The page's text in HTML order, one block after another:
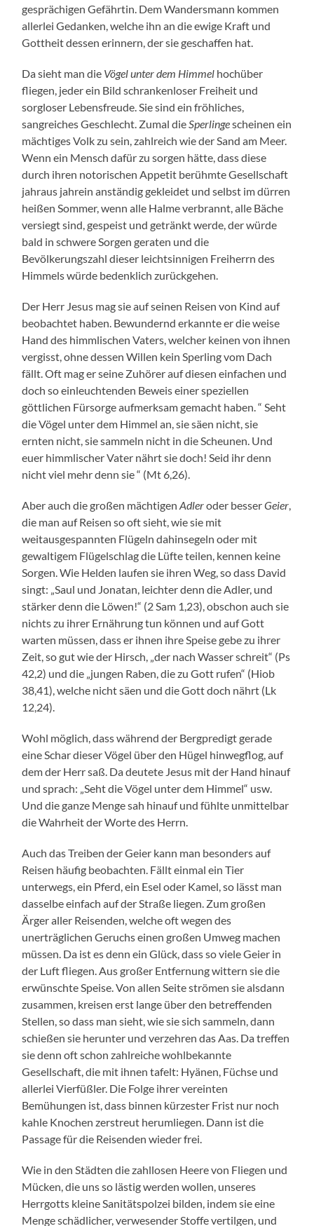
gesprächigen Gefährtin. Dem Wandersmann kommen
allerlei Gedanken, welche ihn an die ewige Kraft und
Gottheit dessen erinnern, der sie geschaffen hat.
Da sieht man die Vögel unter dem Himmel hochüber
fliegen, jeder ein Bild schrankenloser Freiheit und
sorgloser Lebensfreude. Sie sind ein fröhliches,
sangreiches Geschlecht. Zumal dieSperlingescheinen ein
mächtiges Volk zu sein, zahlreich wie der Sand am Meer.
Wenn ein Mensch dafür zu sorgen hätte, dass diese
durch ihren notorischen Appetit berühmte Gesellschaft
jahraus jahrein anständig gekleidet und selbst im dürren
heißen Sommer, wenn alle Halme verbrannt, alle Bäche
versiegt sind, gespeist und getränkt werde, der würde
bald in schwere Sorgen geraten und die
Bevölkerungszahl dieser leichtsinnigen Freiherrn des
Himmels würde bedenklich zurückgehen.
Der Herr Jesus mag sie auf seinen Reisen von Kind auf
beobachtet haben. Bewundernd erkannte er die weise
Hand des himmlischen Vaters, welcher keinen von ihnen
vergisst, ohne dessen Willen kein Sperling vom Dach
fällt. Oft mag er seine Zuhörer auf diesen einfachen und
doch so einleuchtenden Beweis einer speziellen
göttlichen Fürsorge aufmerksam gemacht haben. “ Seht
die Vögel unter dem Himmel an, sie säen nicht, sie
ernten nicht, sie sammeln nicht in die Scheunen. Und
euer himmlischer Vater nährt sie doch! Seid ihr denn
nicht viel mehr denn sie “ (Mt 6,26).
Aber auch die großen mächtigenAdleroder besserGeier,
die man auf Reisen so oft sieht, wie sie mit
weitausgespannten Flügeln dahinsegeln oder mit
gewaltigem Flügelschlag die Lüfte teilen, kennen keine
Sorgen. Wie Helden laufen sie ihren Weg, so dass David
singt: „Saul und Jonatan, leichter denn die Adler, und
stärker denn die Löwen!“ (2 Sam 1,23), obschon auch sie
nichts zu ihrer Ernährung tun können und auf Gott
warten müssen, dass er ihnen ihre Speise gebe zu ihrer
Zeit, so gut wie der Hirsch, „der nach Wasser schreit“ (Ps
42,2) und die „jungen Raben, die zu Gott rufen“ (Hiob
38,41), welche nicht säen und die Gott doch nährt (Lk
12,24).
Wohl möglich, dass während der Bergpredigt gerade
eine Schar dieser Vögel über den Hügel hinwegflog, auf
dem der Herr saß. Da deutete Jesus mit der Hand hinauf
und sprach: „Seht die Vögel unter dem Himmel“ usw.
Und die ganze Menge sah hinauf und fühlte unmittelbar
die Wahrheit der Worte des Herrn.
Auch das Treiben der Geier kann man besonders auf
Reisen häufig beobachten. Fällt einmal ein Tier
unterwegs, ein Pferd, ein Esel oder Kamel, so lässt man
dasselbe einfach auf der Straße liegen. Zum großen
Ärger aller Reisenden, welche oft wegen des
unerträglichen Geruchs einen großen Umweg machen
müssen. Da ist es denn ein Glück, dass so viele Geier in
der Luft fliegen. Aus großer Entfernung wittern sie die
erwünschte Speise. Von allen Seite strömen sie alsdann
zusammen, kreisen erst lange über den betreffenden
Stellen, so dass man sieht, wie sie sich sammeln, dann
schießen sie herunter und verzehren das Aas. Da treffen
sie denn oft schon zahlreiche wohlbekannte
Gesellschaft, die mit ihnen tafelt: Hyänen, Füchse und
allerlei Vierfüßler. Die Folge ihrer vereinten
Bemühungen ist, dass binnen kürzester Frist nur noch
kahle Knochen zerstreut herumliegen. Dann ist die
Passage für die Reisenden wieder frei.
Wie in den Städten die zahllosen Heere von Fliegen und
Mücken, die uns so lästig werden wollen, unseres
Herrgotts kleine Sanitätspolzei bilden, indem sie eine
Menge schädlicher, verwesender Stoffe vertilgen, und